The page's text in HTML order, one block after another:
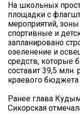
На школьных
площадки с
мероприятий, зоны
спортивные и
запланировано
озеленение и
средств, которые
составит 39,5 млн.
краевого бюджета
Ранее глава
Сикорская